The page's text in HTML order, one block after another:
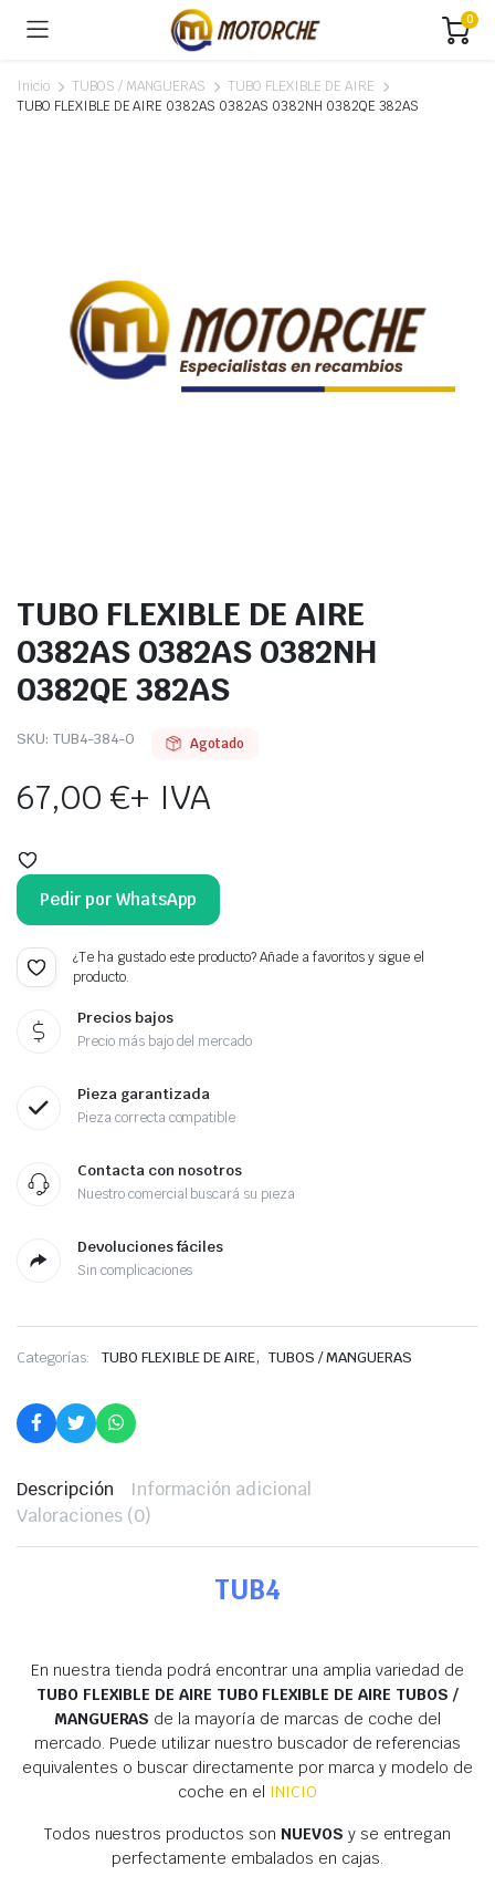
0
Inicio TUBOS / MANGUERAS
TUBO FLEXIBLE DE AIRE
TUBO FLEXIBLE DE AIRE 0382AS 0382AS 0382NH 0382QE 382AS
TUBO FLEXIBLE DE AIRE
0382AS 0382AS 0382NH
0382QE 382AS
SKU: TUB4-384-O Agotado
67,00€+ IVA
Pedir por WhatsApp
¿Te ha gustado este producto? Añade a favoritos y sigue el
producto.
Precios bajos
Precio más bajo del mercado
Pieza garantizada
Pieza correcta compatible
Contacta con nosotros
Nuestro comercial buscará su pieza
Devoluciones fáciles
Sin complicaciones
Categorías: TUBO FLEXIBLE DE AIRE, TUBOS / MANGUERAS
Descripción
Información adicional
Valoraciones (0)
TUB4
En nuestra tienda podrá encontrar una amplia variedad de
TUBO FLEXIBLE DE AIRE TUBO FLEXIBLE DE AIRE TUBOS /
MANGUERAS de la mayoría de marcas de coche del
mercado. Puede utilizar nuestro buscador de referencias
equivalentes o buscar directamente por marca y modelo de
coche en el INICIO
Todos nuestros productos son NUEVOS y se entregan
perfectamente embalados en cajas.